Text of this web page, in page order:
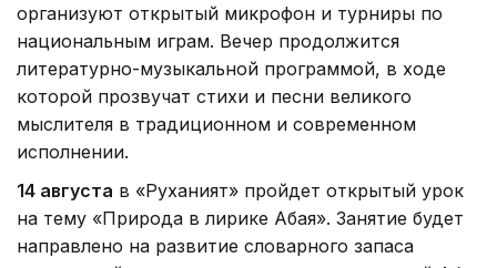
организуют открытый микрофон и турниры по
национальным играм. Вечер продолжится
литературно-музыкальной программой, в ходе
которой прозвучат стихи и песни великого
мыслителя в традиционном и современном
исполнении.
14 августа в «Руханият» пройдет открытый урок
на тему «Природа в лирике Абая». Занятие будет
направлено на развитие словарного запаса